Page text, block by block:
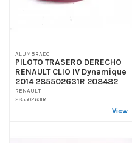
ALUMBRADO
PILOTO TRASERO DERECHO
RENAULT CLIO IV Dynamique
2014 285502631R 208482
RENAULT
285502631R
View